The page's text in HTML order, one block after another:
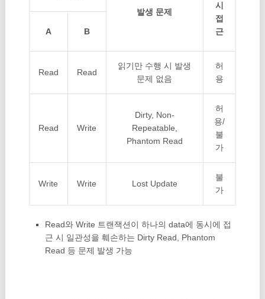
발생 문제
시
접
근
A B
Read Read
읽기만 수행 시 발생
문제 없음
허
용
Read Write
Dirty, Non-
Repeatable,
Phantom Read
허
용/
불
가
Write Write Lost Update
불
가
Read와 Write 트랜잭션이 하나의 data에 동시에 접
근 시 일관성을 훼손하는 Dirty Read, Phantom
Read 등 문제 발생 가능